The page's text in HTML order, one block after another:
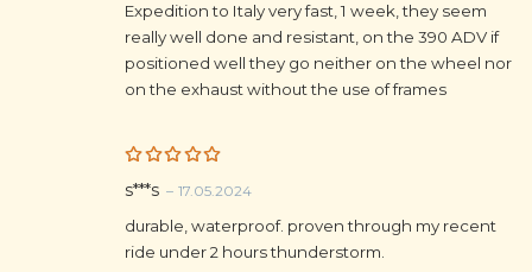
Expedition to Italy very fast, 1 week, they seem
really well done and resistant, on the 390 ADV if
positioned well they go neither on the wheel nor
on the exhaust without the use of frames
Rated5
s***s – 17.05.2024
durable, waterproof. proven through my recent
ride under 2 hours thunderstorm.